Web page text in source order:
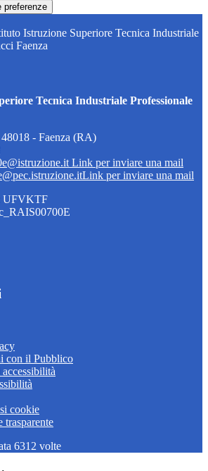
preferenze
Istruzione Superiore Tecnica Industriale
Faenza
Tecnica Industriale Professionale
- Faenza (RA)
Link per inviare una mail
Link per inviare una mail
UFVKTF
con il Pubblico
cookie
trasparente
6312 volte